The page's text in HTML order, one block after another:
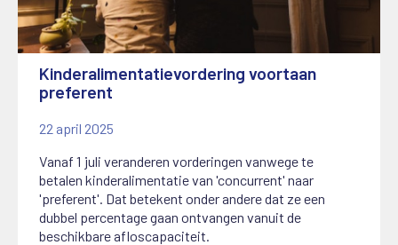
Kinderalimentatievordering voortaan
preferent
22 april 2025
Vanaf 1 juli veranderen vorderingen vanwege te
betalen kinderalimentatie van 'concurrent' naar
'preferent'. Dat betekent onder andere dat ze een
dubbel percentage gaan ontvangen vanuit de
beschikbare afloscapaciteit.